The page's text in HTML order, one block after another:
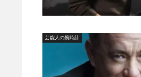
芸能人の腕時計